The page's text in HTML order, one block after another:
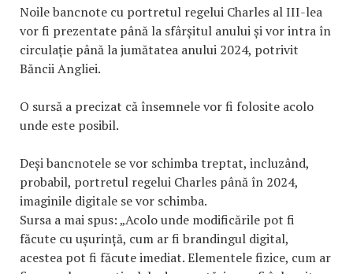
Noile bancnote cu portretul regelui Charles al III-lea
vor fi prezentate până la sfârșitul anului și vor intra în
circulație până la jumătatea anului 2024, potrivit
Băncii Angliei.
O sursă a precizat că însemnele vor fi folosite acolo
unde este posibil.
Deși bancnotele se vor schimba treptat, incluzând,
probabil, portretul regelui Charles până în 2024,
imaginile digitale se vor schimba.
Sursa a mai spus: „Acolo unde modificările pot fi
făcute cu ușurință, cum ar fi brandingul digital,
acestea pot fi făcute imediat. Elementele fizice, cum ar